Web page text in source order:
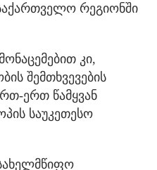
რეგიონში
კი,
შემთხვევების
ერთ წამყვან
საუკეთესო